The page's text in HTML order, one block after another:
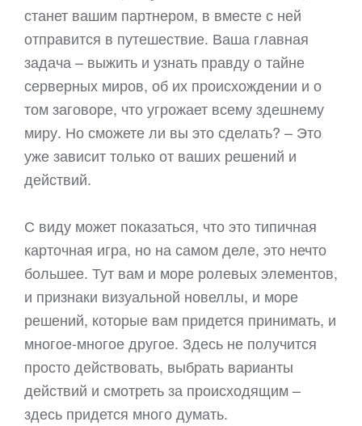
станет вашим партнером, в вместе с ней
отправится в путешествие. Ваша главная
задача – выжить и узнать правду о тайне
серверных миров, об их происхождении и о
том заговоре, что угрожает всему здешнему
миру. Но сможете ли вы это сделать? – Это
уже зависит только от ваших решений и
действий.
С виду может показаться, что это типичная
карточная игра, но на самом деле, это нечто
большее. Тут вам и море ролевых элементов,
и признаки визуальной новеллы, и море
решений, которые вам придется принимать, и
многое-многое другое. Здесь не получится
просто действовать, выбрать варианты
действий и смотреть за происходящим –
здесь придется много думать.